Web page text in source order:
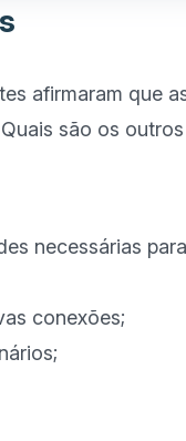
afirmaram que
são os
necessárias
conexões;